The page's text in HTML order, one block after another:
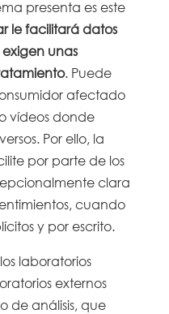
presenta es este
le facilitará datos
unas
. Puede
afectado
vídeos donde
Por ello, la
por parte de los
clara
cuando
y por escrito.
laboratorios
externos
de análisis, que